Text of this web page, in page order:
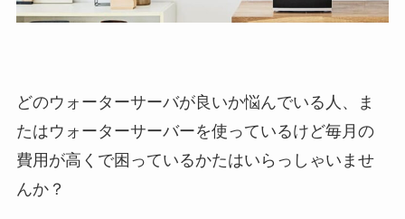
どのウォーターサーバが良いか悩んでいる人、ま
たはウォーターサーバーを使っているけど毎月の
費用が高くで困っているかたはいらっしゃいませ
んか？